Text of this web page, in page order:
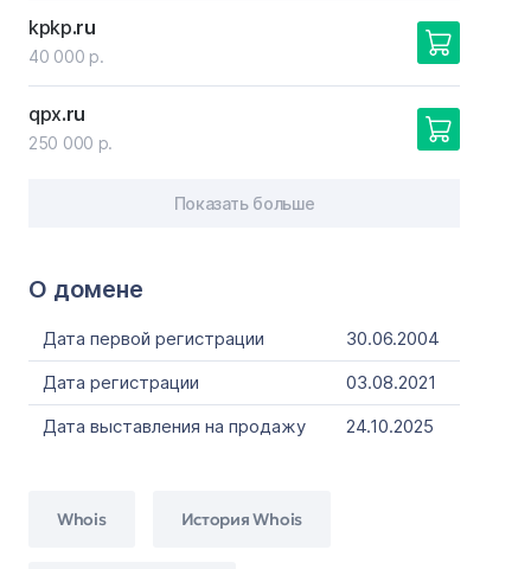
О домене
Дата первой регистрации
30.06.2004
Дата регистрации
03.08.2021
Дата выставления на продажу
24.10.2025
Whois История Whois
kpkp.ru
40 000 р.
qpx.ru
250 000 р.
Показать больше